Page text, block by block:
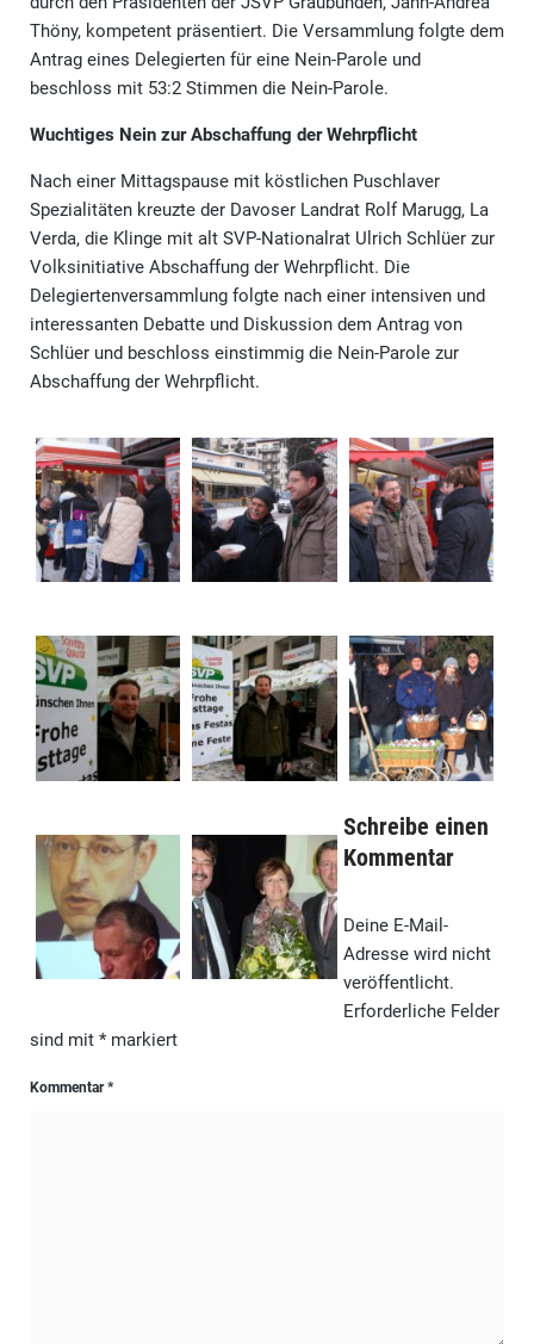
Thöny, kompetent präsentiert. Die Versammlung folgte dem
Antrag eines Delegierten für eine Nein-Parole und
beschloss mit 53:2 Stimmen die Nein-Parole.
Wuchtiges Nein zur Abschaffung der Wehrpflicht
Nach einer Mittagspause mit köstlichen Puschlaver
Spezialitäten kreuzte der Davoser Landrat Rolf Marugg, La
Verda, die Klinge mit alt SVP-Nationalrat Ulrich Schlüer zur
Volksinitiative Abschaffung der Wehrpflicht. Die
Delegiertenversammlung folgte nach einer intensiven und
interessanten Debatte und Diskussion dem Antrag von
Schlüer und beschloss einstimmig die Nein-Parole zur
Abschaffung der Wehrpflicht.
Schreibe einen
Kommentar
Deine E-Mail-
Adresse wird nicht
veröffentlicht.
Erforderliche Felder
sind mit *markiert
Kommentar*